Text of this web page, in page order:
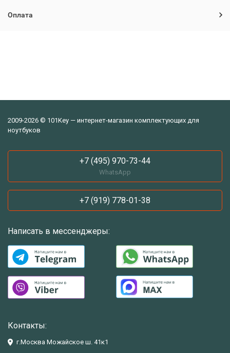
Оплата
2009-2026 © 101Key — интернет-магазин комплектующих для
ноутбуков
+7 (495) 970-73-44
WhatsApp
+7 (919) 778-01-38
Написать в мессенджеры:
Контакты:
г.Москва Можайское ш. 41к1